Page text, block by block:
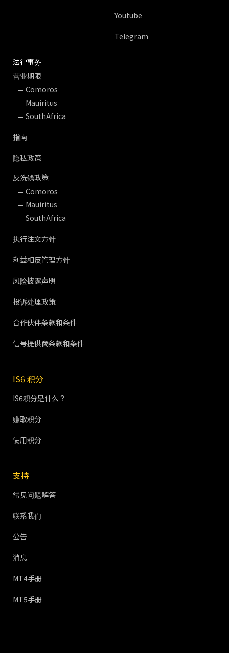
Youtube
Telegram
法律事务
营业期限
Comoros
Mauiritus
SouthAfrica
指南
隐私政策
反洗钱政策
Comoros
Mauiritus
SouthAfrica
执行注文方针
利益相反管理方针
风险披露声明
投诉处理政策
合作伙伴条款和条件
信号提供商条款和条件
IS6 积分
IS6积分是什么？
赚取积分
使用积分
支持
常见问题解答
联系我们
公告
消息
MT4手册
MT5手册